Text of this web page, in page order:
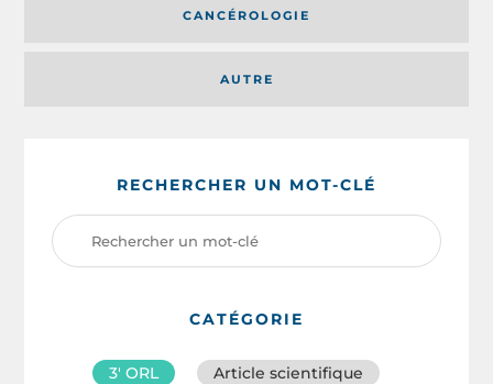
AUTRE
CANCÉROLOGIE
RECHERCHER UN MOT-CLÉ
CATÉGORIE
3′ ORL
Article scientifique